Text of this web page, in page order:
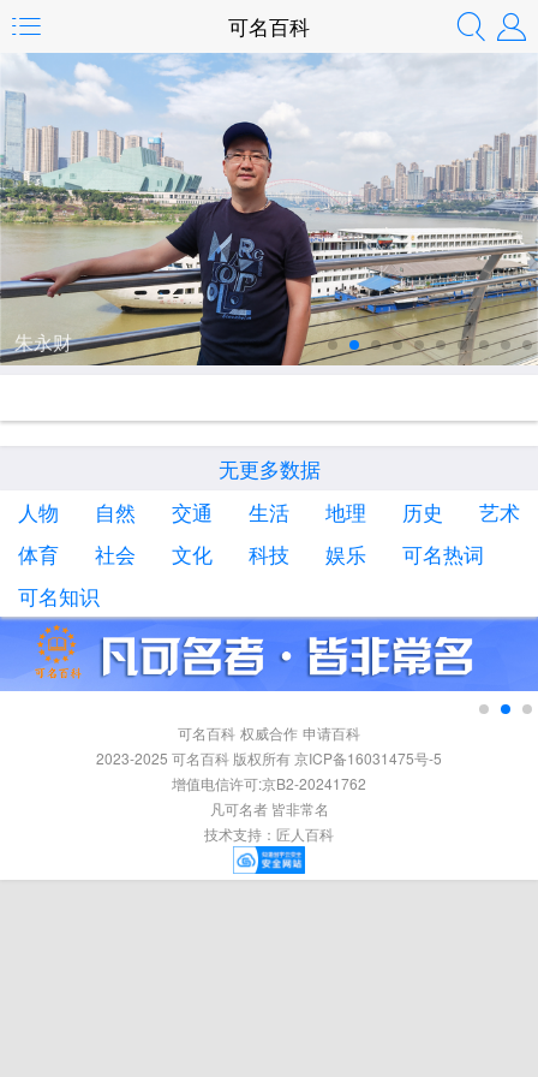
可名百科
朱永财
无更多数据
人物
自然 交通 生活 地理 历史
艺术
体育
社会 文化 科技 娱乐
可名热词
可名知识
可名百科 权威合作 申请百科
2023-2025 可名百科 版权所有 京ICP备16031475号-5
增值电信许可:京B2-20241762
凡可名者 皆非常名
技术支持： 匠人百科